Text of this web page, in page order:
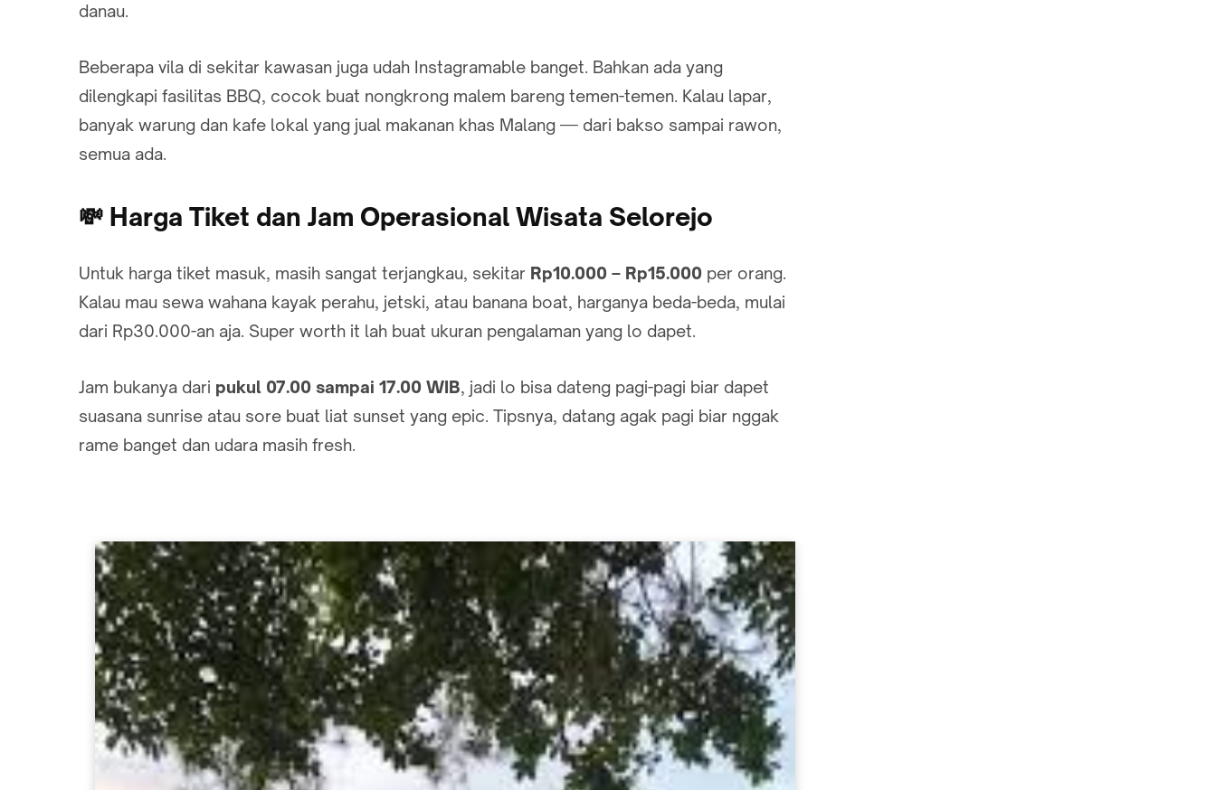
danau.
Beberapa vila di sekitar kawasan juga udah Instagramable banget. Bahkan ada yang
dilengkapi fasilitas BBQ, cocok buat nongkrong malem bareng temen-temen. Kalau lapar,
banyak warung dan kafe lokal yang jual makanan khas Malang — dari bakso sampai rawon,
semua ada.
💸 Harga Tiket dan Jam Operasional Wisata Selorejo
Untuk harga tiket masuk, masih sangat terjangkau, sekitar Rp10.000 – Rp15.000 per orang.
Kalau mau sewa wahana kayak perahu, jetski, atau banana boat, harganya beda-beda, mulai
dari Rp30.000-an aja. Super worth it lah buat ukuran pengalaman yang lo dapet.
Jam bukanya dari pukul 07.00 sampai 17.00 WIB, jadi lo bisa dateng pagi-pagi biar dapet
suasana sunrise atau sore buat liat sunset yang epic. Tipsnya, datang agak pagi biar nggak
rame banget dan udara masih fresh.